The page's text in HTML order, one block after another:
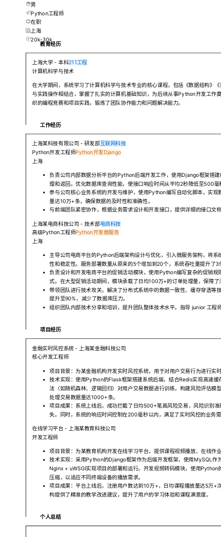
男
Python工程师
在职
上海
20k-30k
教育经历
上海大学 - 本科211工程
计算机科学与技术
在大学期间，系统学习了计算机科学与技术专业的核心课程，包括《数据结构》
与实践操作相结合，掌握了扎实的计算机基础知识，为后续从事Python开发工作
织的编程竞赛和项目实践，锻炼了团队协作能力和问题解决能力。
工作经历
上海某科技有限公司 - 研发部 互联网科技
Python开发工程师Python开发Django
上海
负责公司内部数据分析平台的Python后端开发工作，使用Django框架搭
理和返回。优化数据库查询性能，使接口响应时间从平均2秒降低至500
参与公司核心业务系统的开发与维护，使用Python编写自动化脚本，实
量达10万+条，确保数据的及时性和准确性。
与前端团队紧密协作，根据业务需求设计和开发接口，提供详细的接口文
上海某电商科技公司 - 技术部电商科技
高级Python工程师Python开发微服务
上海
主导公司电商平台的Python后端架构设计与优化，引入微服务架构，将
性和稳定性。服务部署数量从原来的5个增加到20个，系统吞吐量提升了3
负责设计和开发电商平台的促销活动模块，使用Python编写复杂的促销
式。在大型促销活动期间，模块承载了日均100万+的订单处理量，保障了
带领团队进行技术攻关，解决了分布式系统中的数据一致性、缓存穿透等
提升至90%，减少了数据库压力。
组织团队内部技术分享和培训，提升团队整体技术水平。指导 junior 工程
项目经历
金融实时风控系统 - 上海某金融科技公司
核心开发工程师
项目背景：为某金融机构开发实时风控系统，用于对用户交易行为进行实
技术实现：使用Python的Flask框架搭建系统后端，结合Redis实现高速
法（如随机森林、逻辑回归）对用户交易数据进行训练，构建风险评估模
处理交易数据量达1000+条。
项目成果：系统上线后，成功拦截了日均500+笔高风险交易，风险识别
失。同时，系统的响应时间控制在200毫秒以内，满足了实时风控的业务
在线学习平台 - 上海某教育科技公司
开发工程师
项目背景：为某教育机构开发在线学习平台，提供课程视频播放、在线作
技术实现：采用Python的Django框架作为后端开发框架，使用MySQL作
Nginx + uWSGI实现项目的部署和运行。开发视频转码模块，使用
压缩，以适应不同终端设备的播放需求。
项目成果：平台上线后，注册用户数达到10万+，日均课程播放量达5万+
构提供了精准的教学改进建议，提升了用户的学习体验和课程满意度。
个人总结